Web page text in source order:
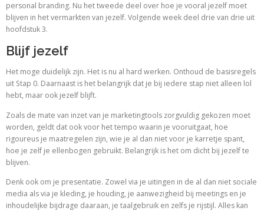
personal branding. Nu het tweede deel over hoe je vooral jezelf moet
blijven in het vermarkten van jezelf. Volgende week deel drie van drie uit
hoofdstuk 3.
Blijf jezelf
Het moge duidelijk zijn. Het is nu al hard werken. Onthoud de basisregels
uit Stap 0. Daarnaast is het belangrijk dat je bij iedere stap niet alleen lol
hebt, maar ook jezelf blijft.
Zoals de mate van inzet van je marketingtools zorgvuldig gekozen moet
worden, geldt dat ook voor het tempo waarin je vooruitgaat, hoe
rigoureus je maatregelen zijn, wie je al dan niet voor je karretje spant,
hoe je zelf je ellenbogen gebruikt. Belangrijk is het om dicht bij jezelf te
blijven.
Denk ook om je presentatie. Zowel via je uitingen in de al dan niet sociale
media als via je kleding, je houding, je aanwezigheid bij meetings en je
inhoudelijke bijdrage daaraan, je taalgebruik en zelfs je rijstijl. Alles kan